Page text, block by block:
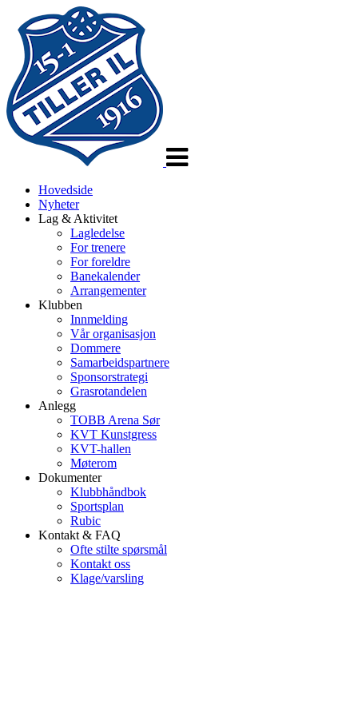
Hovedside
Nyheter
Lag & Aktivitet
Lagledelse
For trenere
For foreldre
Banekalender
Arrangementer
Klubben
Innmelding
Vår organisasjon
Dommere
Samarbeidspartnere
Sponsorstrategi
Grasrotandelen
Anlegg
TOBB Arena Sør
KVT Kunstgress
KVT-hallen
Møterom
Dokumenter
Klubbhåndbok
Sportsplan
Rubic
Kontakt & FAQ
Ofte stilte spørsmål
Kontakt oss
Klage/varsling